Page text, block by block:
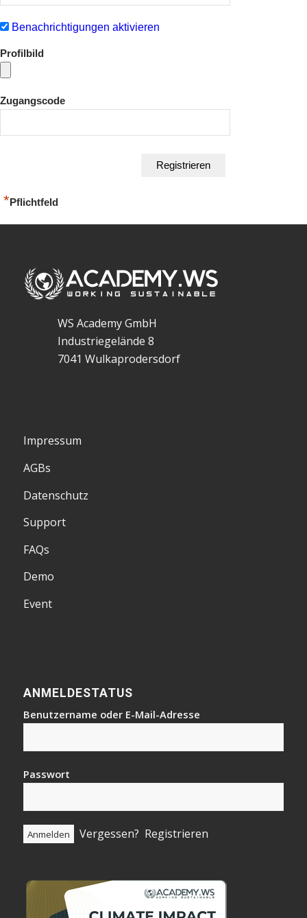
Benachrichtigungen aktivieren
Profilbild
Zugangscode
*Pflichtfeld
WS Academy GmbH
Industriegelände 8
7041 Wulkaprodersdorf
Impressum
AGBs
Datenschutz
Support
FAQs
Demo
Event
ANMELDESTATUS
Benutzername oder E-Mail-Adresse
Passwort
Vergessen? Registrieren